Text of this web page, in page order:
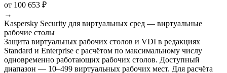
от 100 653 ₽
→
Kaspersky Security для виртуальных сред — виртуальные
рабочие столы
Защита виртуальных рабочих столов и VDI в редакциях
Standard и Enterprise с расчётом по максимальному числу
одновременно работающих рабочих столов. Доступный
диапазон — 10–499 виртуальных рабочих мест. Для расчёта